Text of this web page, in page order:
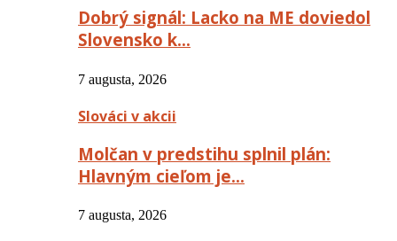
Dobrý signál: Lacko na ME doviedol
Slovensko k…
7 augusta, 2026
Slováci v akcii
Molčan v predstihu splnil plán:
Hlavným cieľom je…
7 augusta, 2026